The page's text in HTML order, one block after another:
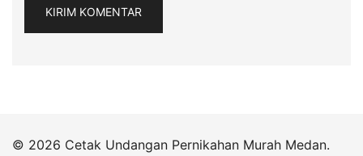
© 2026 Cetak Undangan Pernikahan Murah Medan.